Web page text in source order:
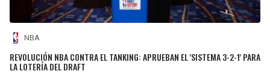
NBA
REVOLUCIÓN NBA CONTRA EL TANKING: APRUEBAN EL 'SISTEMA 3-2-1' PARA
LA LOTERÍA DEL DRAFT